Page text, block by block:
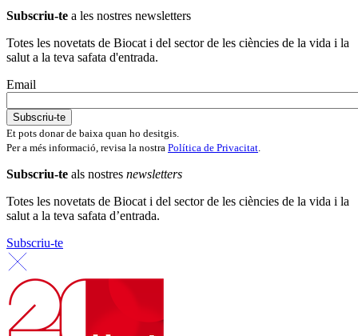
Subscriu-te a les nostres newsletters
Totes les novetats de Biocat i del sector de les ciències de la vida i la
salut a la teva safata d'entrada.
Email
Et pots donar de baixa quan ho desitgis.
Per a més informació, revisa la nostra Política de Privacitat.
Subscriu-te als nostres newsletters
Totes les novetats de Biocat i del sector de les ciències de la vida i la
salut a la teva safata d’entrada.
Subscriu-te